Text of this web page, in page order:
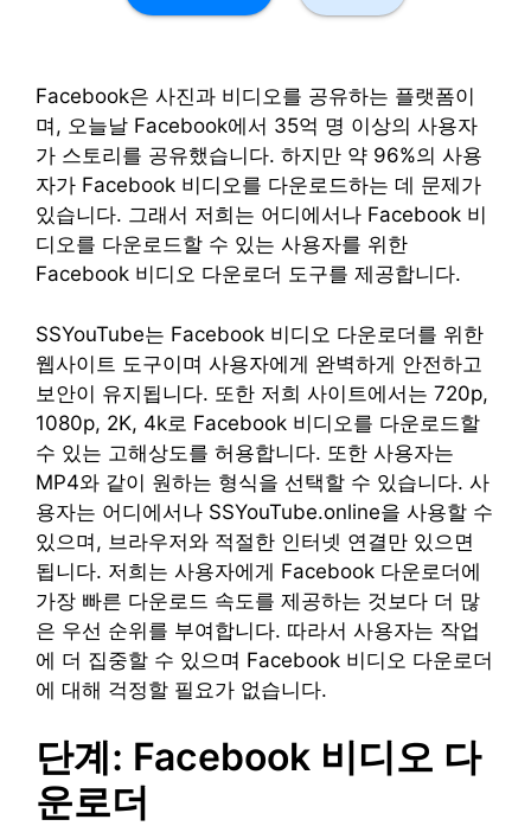
Facebook은 사진과 비디오를 공유하는 플랫폼이
며, 오늘날 Facebook에서 35억 명 이상의 사용자
가 스토리를 공유했습니다. 하지만 약 96%의 사용
자가 Facebook 비디오를 다운로드하는 데 문제가
있습니다. 그래서 저희는 어디에서나 Facebook 비
디오를 다운로드할 수 있는 사용자를 위한
Facebook 비디오 다운로더 도구를 제공합니다.
SSYouTube는 Facebook 비디오 다운로더를 위한
웹사이트 도구이며 사용자에게 완벽하게 안전하고
보안이 유지됩니다. 또한 저희 사이트에서는 720p,
1080p, 2K, 4k로 Facebook 비디오를 다운로드할
수 있는 고해상도를 허용합니다. 또한 사용자는
MP4와 같이 원하는 형식을 선택할 수 있습니다. 사
용자는 어디에서나 SSYouTube.online을 사용할 수
있으며, 브라우저와 적절한 인터넷 연결만 있으면
됩니다. 저희는 사용자에게 Facebook 다운로더에
가장 빠른 다운로드 속도를 제공하는 것보다 더 많
은 우선 순위를 부여합니다. 따라서 사용자는 작업
에 더 집중할 수 있으며 Facebook 비디오 다운로더
에 대해 걱정할 필요가 없습니다.
단계: Facebook 비디오 다
운로더